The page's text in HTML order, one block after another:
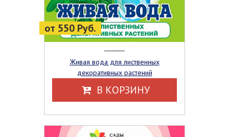
от 550 Руб.
Живая вода для лиственных
декоративных растений
В КОРЗИНУ